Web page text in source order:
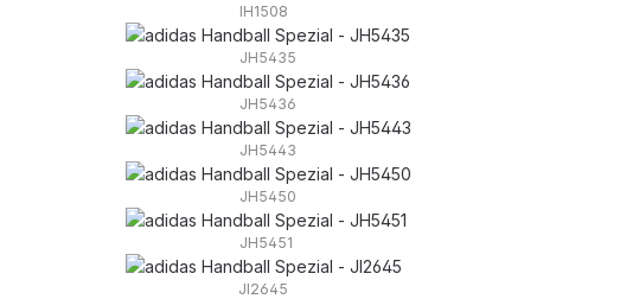
IH1508
JH5435
JH5436
JH5443
JH5450
JH5451
JI2645